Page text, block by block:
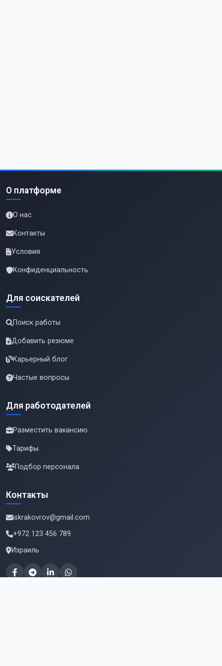
О платформе
О нас
Контакты
Условия
Конфиденциальность
Для соискателей
Поиск работы
Добавить резюме
Карьерный блог
Частые вопросы
Для работодателей
Разместить вакансию
Тарифы
Подбор персонала
Контакты
iskrakovrov@gmail.com
+972 123 456 789
Израиль